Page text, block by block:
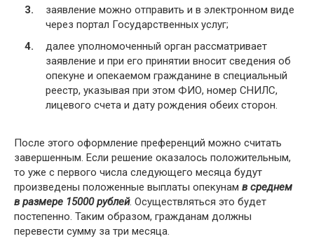
заявление можно отправить и в электронном виде
через портал Государственных услуг;
далее уполномоченный орган рассматривает
заявление и при его принятии вносит сведения об
опекуне и опекаемом гражданине в специальный
реестр, указывая при этом ФИО, номер СНИЛС,
лицевого счета и дату рождения обеих сторон.
После этого оформление преференций можно считать
завершенным. Если решение оказалось положительным,
то уже с первого числа следующего месяца будут
произведены положенные выплаты опекунам в среднем
в размере 15000 рублей. Осуществляться это будет
постепенно. Таким образом, гражданам должны
перевести сумму за три месяца.